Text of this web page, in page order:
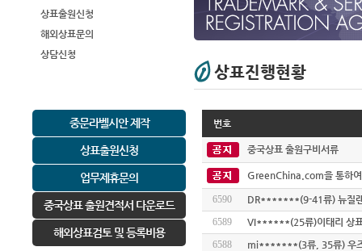
상표출원신청
해외상표문의
상담신청
중문라벨시안 제작
상표출원신청
업무제휴문의
중국상표 출원견적서 다운로드
해외상표검토 및 등록비용
상표진행현황
번호
중국상표 출원구비서류
GreenChina.com을 통하
6590
DR*******(9-41류) 뉴질랜
6589
VI******(25류)이태리 상표
6588
mi*******(3류, 35류) 우즈